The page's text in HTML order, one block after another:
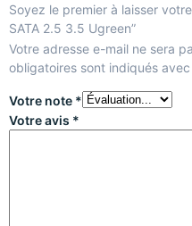
Soyez le premier à laisser
SATA 2.5 3.5 Ugreen”
Votre adresse e-mail ne sera
obligatoires sont indiqués avec
Votre note *
Votre avis *